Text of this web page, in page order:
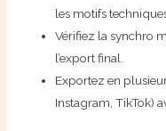
les motifs
Vérifiez la synchro
l’export final.
Exportez en
Instagram, TikTok)